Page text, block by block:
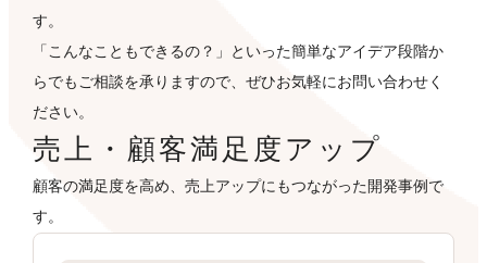
す。
「こんなこともできるの？」といった簡単なアイデア段階か
らでもご相談を承りますので、ぜひお気軽にお問い合わせく
ださい。
売上・顧客満足度アップ
顧客の満足度を高め、売上アップにもつながった開発事例で
す。